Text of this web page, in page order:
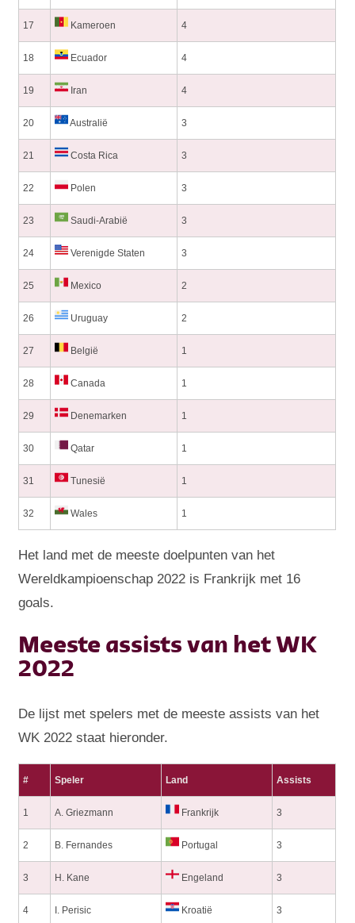
17 Kameroen 4
18 Ecuador 4
19 Iran 4
20 Australië 3
21 Costa Rica 3
22 Polen 3
23 Saudi-Arabië 3
24 Verenigde Staten 3
25 Mexico 2
26 Uruguay 2
27 België 1
28 Canada 1
29 Denemarken 1
30 Qatar 1
31 Tunesië 1
32 Wales 1
Het land met de meeste doelpunten van het
Wereldkampioenschap 2022 is Frankrijk met 16
goals.
Meeste assists van het WK
2022
De lijst met spelers met de meeste assists van het
WK 2022 staat hieronder.
# Speler Land Assists
1 A. Griezmann Frankrijk 3
2 B. Fernandes Portugal 3
3 H. Kane Engeland 3
4 I. Perisic Kroatië 3